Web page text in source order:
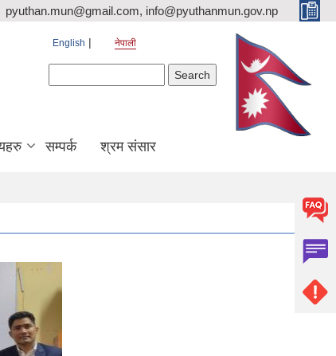
pyuthan.mun@gmail.com, info@pyuthanmun.gov.np
English नेपाली
सम्पर्क श्रम संसार